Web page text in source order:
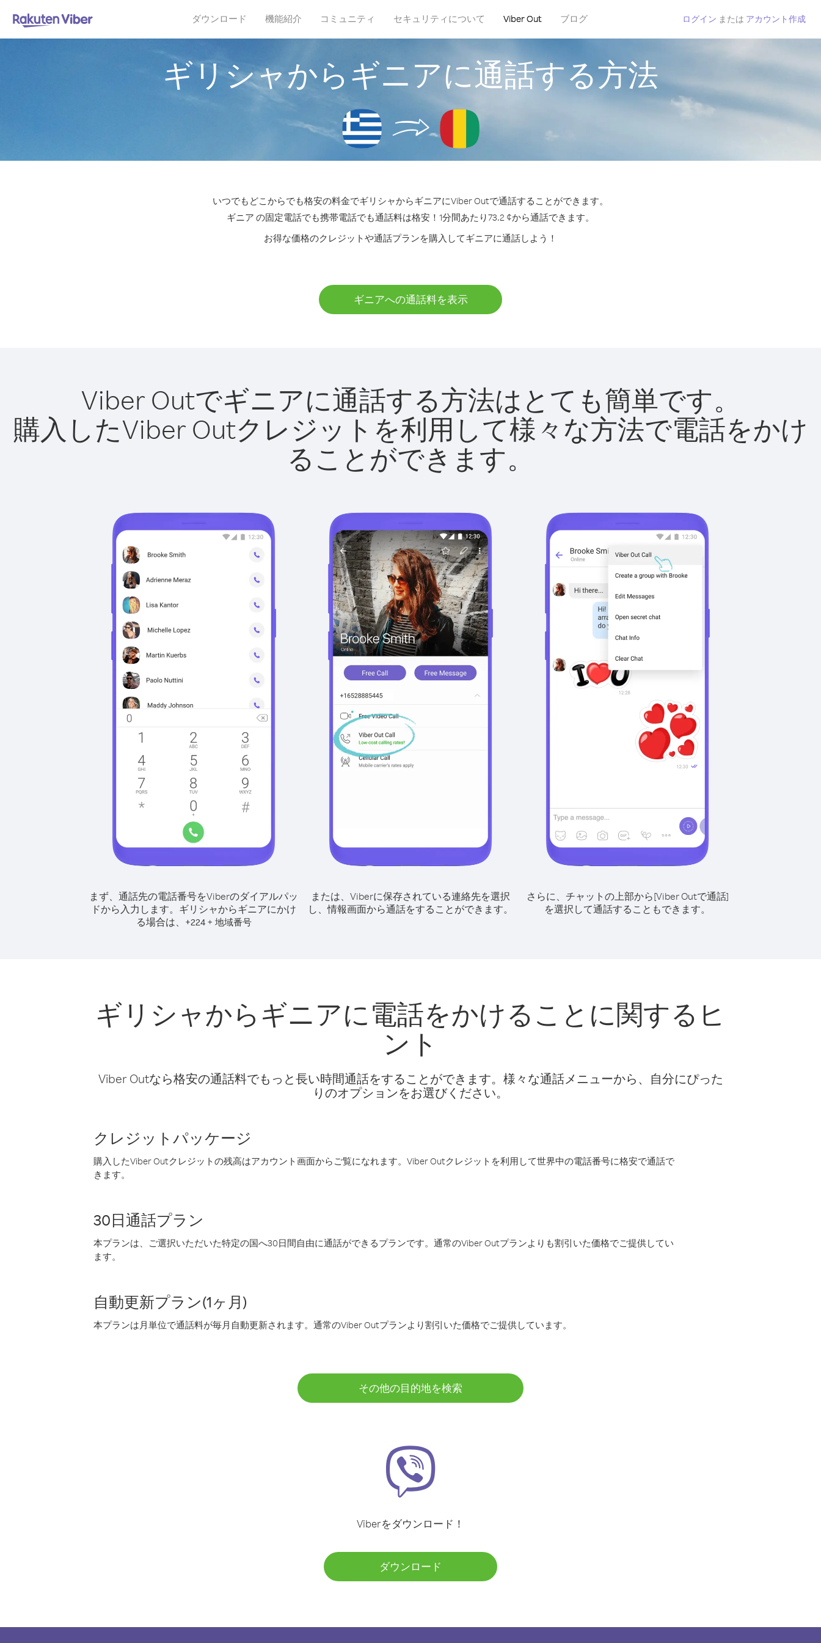
ダウンロード 機能紹介 コミュニティ セキュリティについて Viber Out ブログ ログイン または アカウント作成
ギリシャからギニアに通話する方法
いつでもどこからでも格安の料金でギリシャからギニアにViber Outで通話することができます。
ギニア の固定電話でも携帯電話でも通話料は格安！1分間あたり73.2 ¢から通話できます。
お得な価格のクレジットや通話プランを購入してギニアに通話しよう！
ギニアへの通話料を表示
Viber Outでギニアに通話する方法はとても簡単です。
購入したViber Outクレジットを利用して様々な方法で電話をかけ
ることができます。
まず、通話先の電話番号をViberのダイアルパッ
ドから入力します。 ギリシャからギニアにかけ
る場合は、
+224+ 地域番号
または、Viberに保存されている連絡先を選択
し、情報画面から通話をすることができます。
さらに、チャットの上部から[Viber Outで通話]
を選択して通話することもできます。
ギリシャからギニアに電話をかけることに関するヒ
ント
Viber Outなら格安の通話料でもっと長い時間通話をすることができます。様々な通話メニューから、自分にぴった
りのオプションをお選びください。
クレジットパッケージ
購入したViber Outクレジットの残高はアカウント画面からご覧になれます。Viber Outクレジットを利用して世界中の電話番号に格安で通話で
きます。
30日通話プラン
本プランは、ご選択いただいた特定の国へ30日間自由に通話ができるプランです。通常のViber Outプランよりも割引いた価格でご提供してい
ます。
自動更新プラン(1ヶ月)
本プランは月単位で通話料が毎月自動更新されます。通常のViber Outプランより割引いた価格でご提供しています。
その他の目的地を検索
Viberをダウンロード！
ダウンロード